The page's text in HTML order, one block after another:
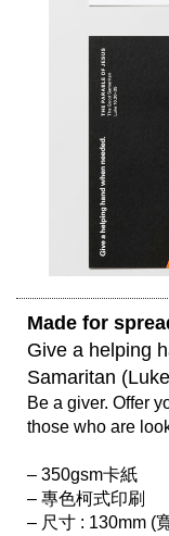
Made for
Give a helping
Samaritan
Be a giver. Offer
those who are
– 350gsm卡紙
– 專色柯式印刷